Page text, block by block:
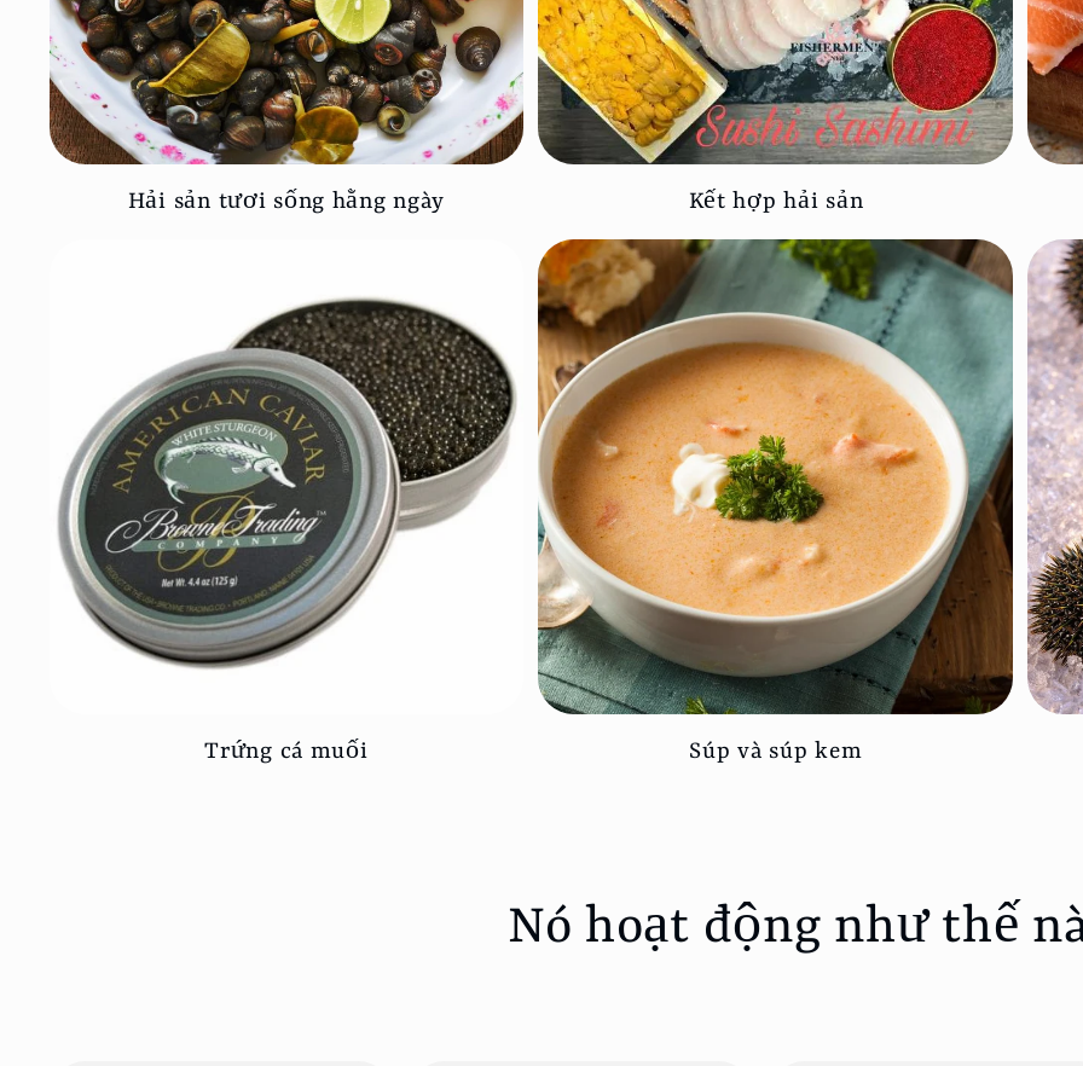
Hải sản tươi sống hằng ngày Kết hợp hải sản
Trứng cá muối Súp và súp kem
Nó hoạt động như thế